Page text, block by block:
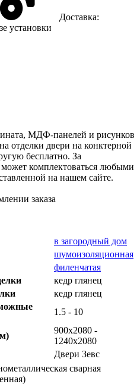
Доставка:
установки
МДФ-панелей и рисунков
отделки двери на конктерной
бесплатно. За
комплектоваться любыми
на нашем сайте.
заказа
в загородный дом
шумоизоляционная
филенчатая
кедр глянец
кедр глянец
1.5 - 10
900х2080 -
1240х2080
Двери Зевс
сварная